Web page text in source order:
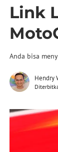
Link
Anda bisa
Hendry